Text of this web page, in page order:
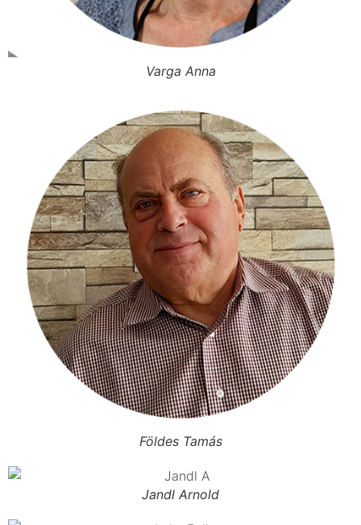
Varga Anna
Földes Tamás
Jandl Arnold